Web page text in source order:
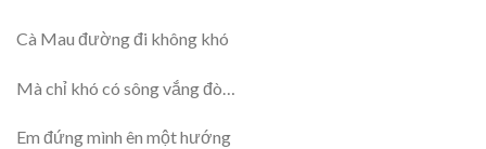
Cà Mau đường đi không khó
Mà chỉ khó có sông vắng đò…
Em đứng mình ên một hướng